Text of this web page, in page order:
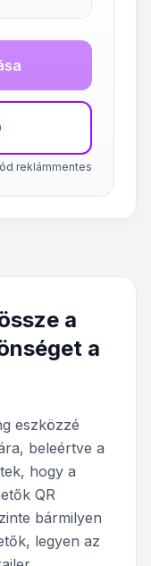
reklámmentes
a
a
eszközzé
beleértve a
hogy a
QR
bármilyen
legyen az